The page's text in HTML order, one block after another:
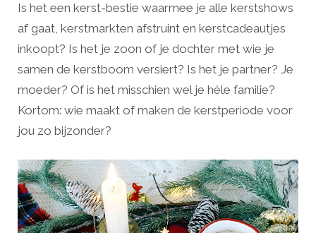
Is het een kerst-bestie waarmee je alle kerstshows
af gaat, kerstmarkten afstruint en kerstcadeautjes
inkoopt? Is het je zoon of je dochter met wie je
samen de kerstboom versiert? Is het je partner? Je
moeder? Of is het misschien wel je héle familie?
Kortom: wie maakt of maken de kerstperiode voor
jou zo bijzonder?